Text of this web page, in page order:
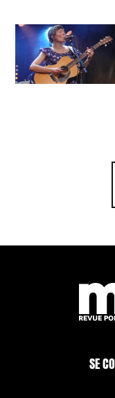
SE